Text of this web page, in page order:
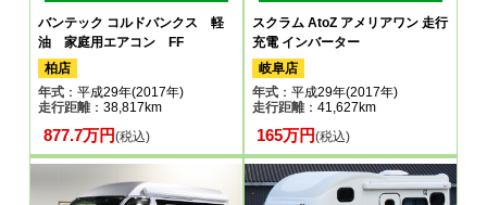
バンテック コルドバンクス 軽
油 家庭用エアコン FF
柏店
年式 ：平成29年(2017年)
走行距離：38,817km
877.7万円(税込)
スクラム AtoZ アメリアワン 走行
充電 インバーター
岐阜店
年式：平成29年(2017年)
走行距離：41,627km
165万円(税込)